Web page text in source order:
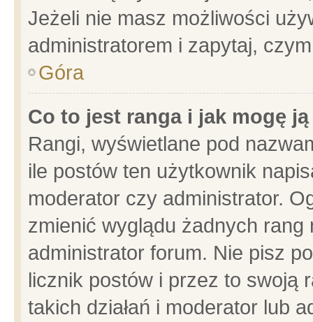
Jeżeli nie masz możliwości
administratorem i zapytaj,
Góra
Co to jest ranga i jak mogę
Rangi, wyświetlane pod
ile postów ten użytkownik
moderator czy administrator.
zmienić wyglądu żadnych
administrator forum. Nie pisz
licznik postów i przez to swoją
takich działań i moderator lub